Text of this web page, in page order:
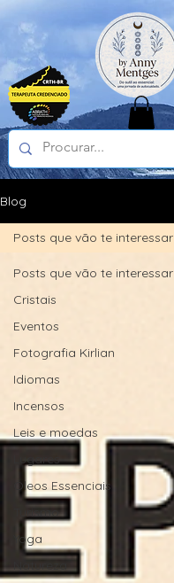
Blog
Posts que vão te interessar
Cristais
Eventos
Fotografia Kirlian
Idiomas
Incensos
Leis e moedas
Lugares
Óleos Essenciais
Turismo
Yoga
Natureza
Posts que vão te interessar